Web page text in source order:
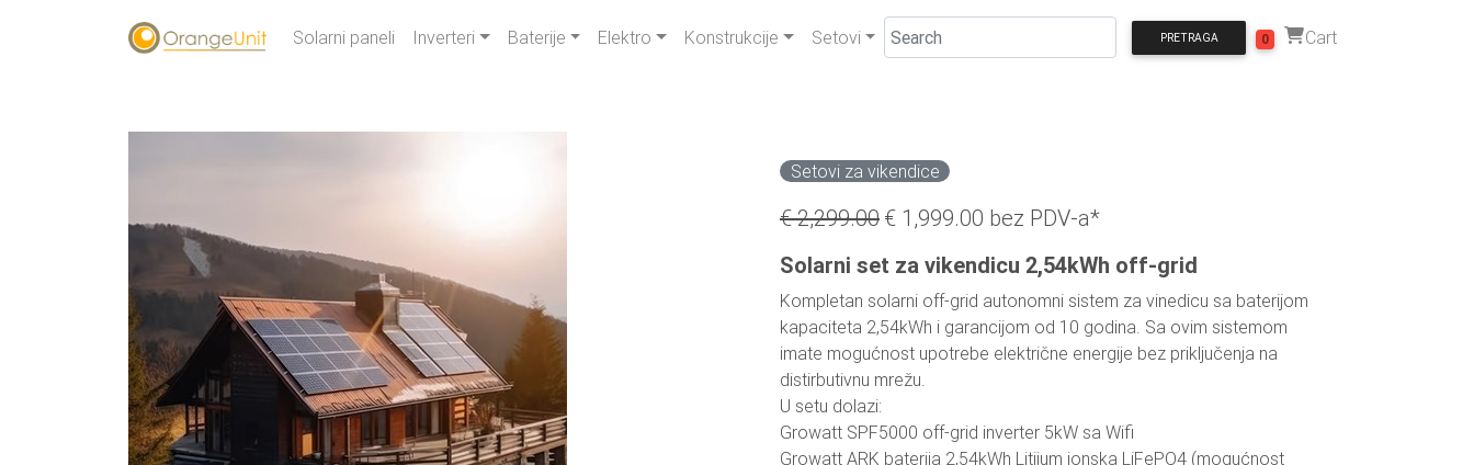
Solarni paneli Inverteri Baterije Elektro Konstrukcije Setovi PRETRAGA 0 Cart
Setovi za vikendice
€ 2,299.00 € 1,999.00 bez PDV-a*
Solarni set za vikendicu 2,54kWh off-grid
Kompletan solarni off-grid autonomni sistem za vinedicu sa baterijom
kapaciteta 2,54kWh i garancijom od 10 godina. Sa ovim sistemom
imate mogućnost upotrebe električne energije bez priključenja na
distirbutivnu mrežu.
U setu dolazi:
Growatt SPF5000 off-grid inverter 5kW sa Wifi
Growatt ARK baterija 2,54kWh Litijum jonska LiFePO4 (mogućnost